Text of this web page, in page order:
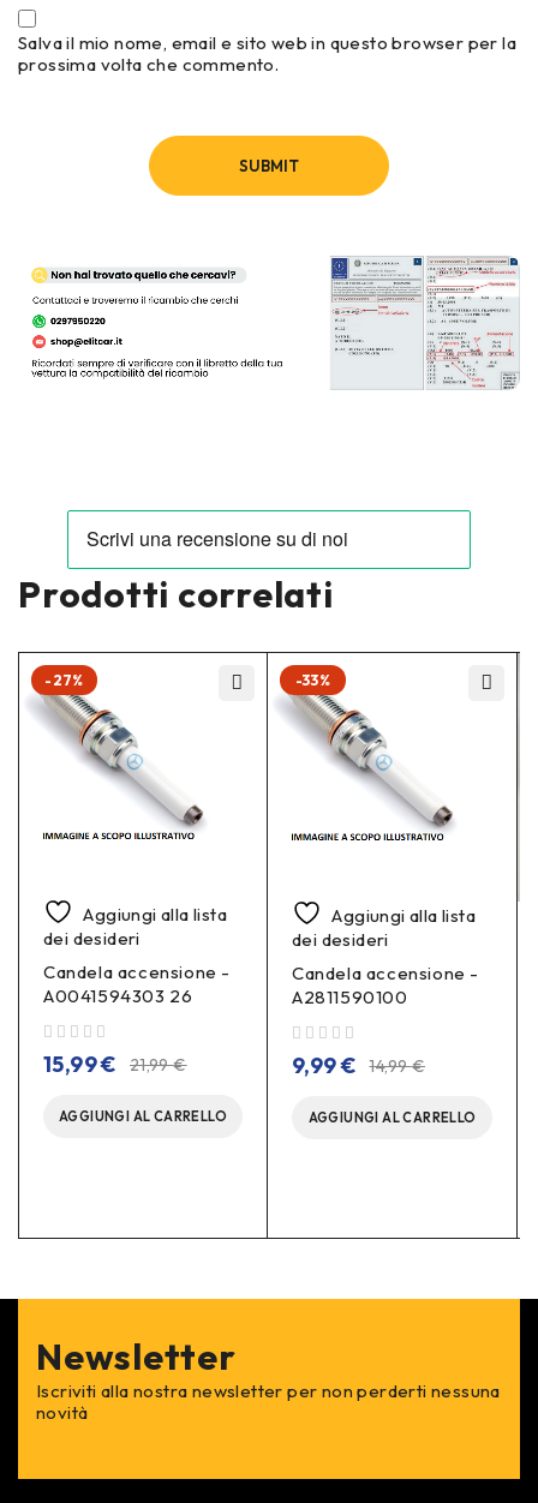
Salva il mio nome, email e sito web in questo browser per la
prossima volta che commento.
Prodotti correlati
-27%
Aggiungi alla lista
dei desideri
Candela accensione -
A0041594303 26
21,99€
15,99€
AGGIUNGI AL CARRELLO
-33%
Aggiungi alla lista
dei desideri
Candela accensione -
A2811590100
14,99€
9,99€
AGGIUNGI AL CARRELLO
Newsletter
Iscriviti alla nostra newsletter per non perderti nessuna
novità